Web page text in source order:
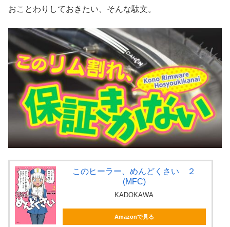
おことわりしておきたい、そんな駄文。
このヒーラー、めんどくさい ２
(MFC)
KADOKAWA
Amazonで見る